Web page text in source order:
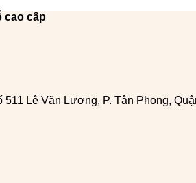
cao cấp
511 Lê Văn Lương, P. Tân Phong,